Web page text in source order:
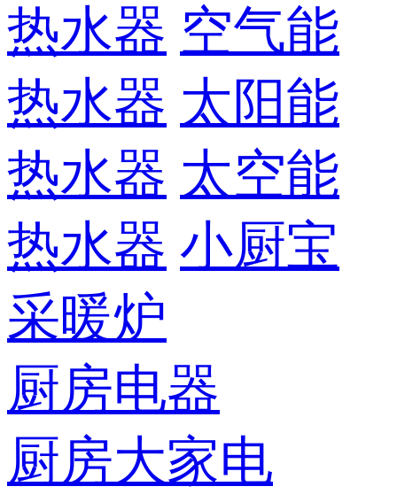
热水器 空气能
热水器 太阳能
热水器 太空能
热水器 小厨宝
采暖炉
厨房电器
厨房大家电